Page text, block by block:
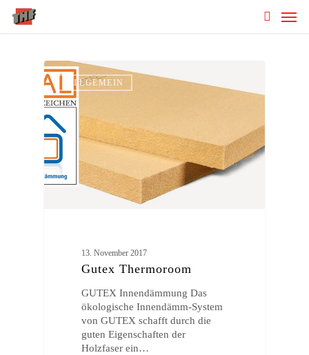
Skip
Menu
ALLGEMEIN
13. November 2017
Gutex Thermoroom
GUTEX Innendämmung Das
ökologische Innendämm-System
von GUTEX schafft durch die
guten Eigenschaften der
Holzfaser ein…